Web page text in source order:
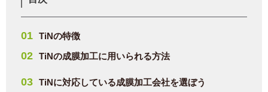
TiNの特徴
TiNの成膜加工に用いられる方法
TiNに対応している成膜加工会社を選ぼう